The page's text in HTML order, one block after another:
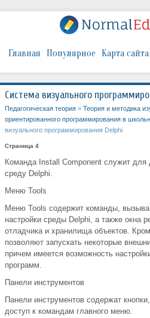
Главная Популярное Карта сайта
Система визуального
Педагогическая теория » Теория и методика
ориентированного программирования в
визуального программирования Delphi
Страница 4
Команда Install Component служит для
среду Delphi.
Меню Tools
Меню Tools содержит команды,
настройки среды Delphi, а также окна
отладчика и хранилища объектов.
позволяют запускать некоторые
причем имеется возможность
программ.
Панели инструментов
Панели инструментов содержат
доступ к командам главного меню.